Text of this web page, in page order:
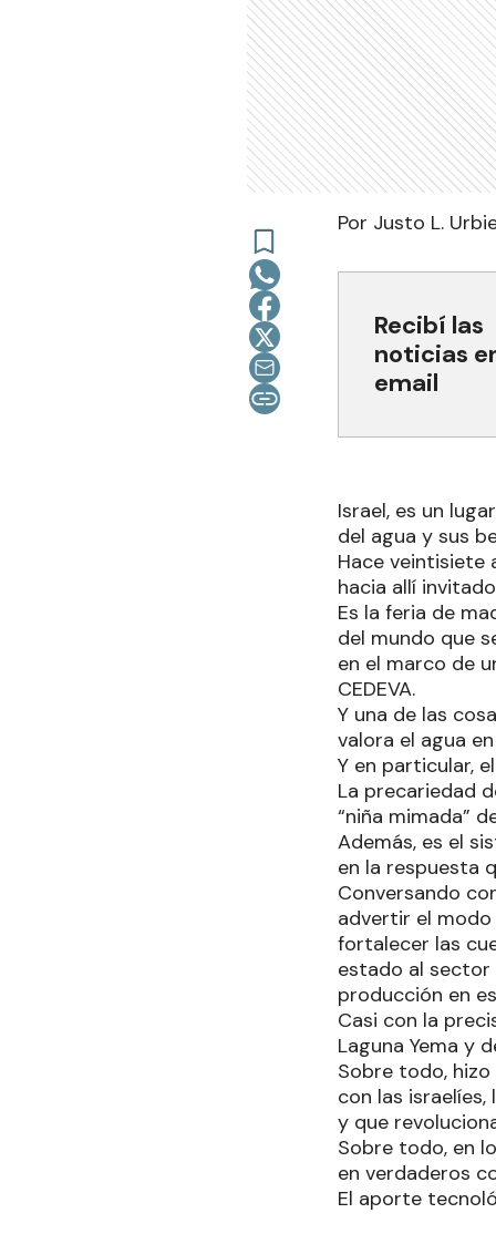
Por Justo L.
Recibí las
noticias
email
Israel, es un
del agua y sus
Hace veintisiete
hacia allí
Es la feria de
del mundo que
en el marco de
CEDEVA.
Y una de las
valora el agua
Y en particular,
La precariedad
“niña mimada”
Además, es el
en la respuesta
Conversando
advertir el
fortalecer las
estado al sector
producción en
Casi con la
Laguna Yema y
Sobre todo,
con las
y que
Sobre todo, en
en verdaderos
El aporte